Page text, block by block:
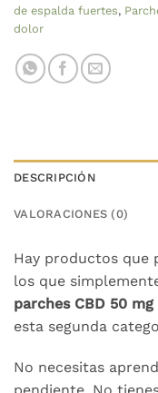
de espalda fuertes,
dolor
DESCRIPCIÓN
VALORACIONES (0)
Hay productos que
los que
parches CBD 50
esta segunda
No necesitas